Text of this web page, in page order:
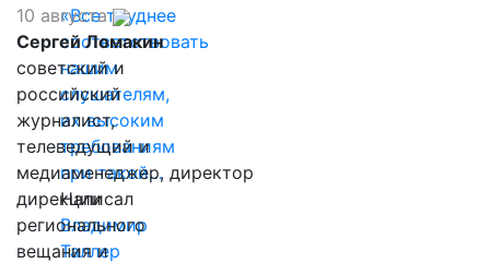
«Все труднее
соответствовать
нашим
слушателям,
их высоким
требованиям
при такой…
Написал
Владимир
Таллер
10 августа
Сергей Ломакин
советский и
российский
журналист,
телеведущий и
медиаменеджер, директор
дирекции
регионального
вещания и